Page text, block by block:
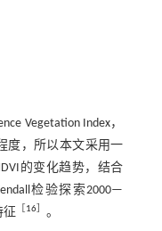
Vegetation Index，
度，所以本文采用一
的变化趋势，结合
检验探索2000—
征
16］ 。